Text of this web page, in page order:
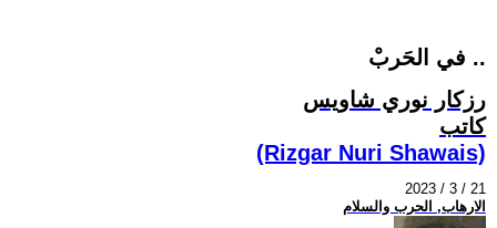
في الحَربْ ..
رزكار نوري شاويس
كاتب
(Rizgar Nuri Shawais)
2023 / 3 / 21
الارهاب, الحرب والسلام